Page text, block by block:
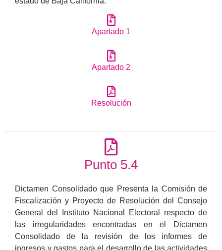
Apartado 1
Apartado 2
Resolución
Punto 5.4
Dictamen Consolidado que Presenta la Comisión de
Fiscalización y Proyecto de Resolución del Consejo
General del Instituto Nacional Electoral respecto de
las irregularidades encontradas en el Dictamen
Consolidado de la revisión de los informes de